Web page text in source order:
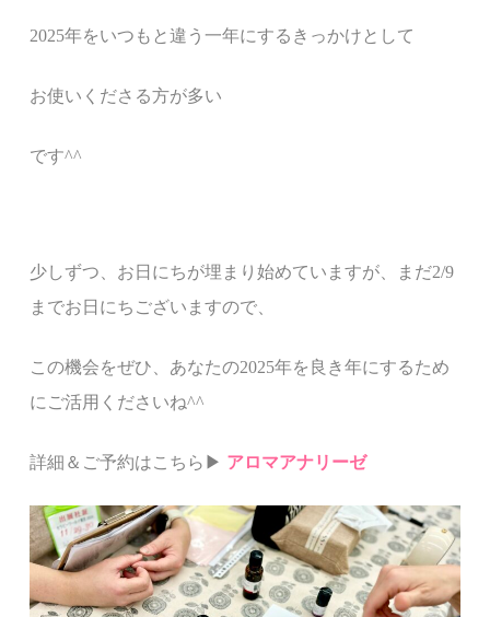
2025年をいつもと違う一年にするきっかけとして
お使いくださる方が多い
です^^
少しずつ、お日にちが埋まり始めていますが、まだ2/9
までお日にちございますので、
この機会をぜひ、あなたの2025年を良き年にするため
にご活用くださいね^^
詳細＆ご予約はこちら▶︎ アロマアナリーゼ